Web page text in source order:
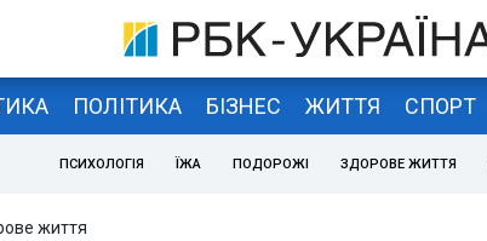
ПОЛІТИКА БІЗНЕС ЖИТТЯ СПОРТ
ПСИХОЛОГІЯ ЇЖА ПОДОРОЖІ ЗДОРОВЕ ЖИТТЯ
життя